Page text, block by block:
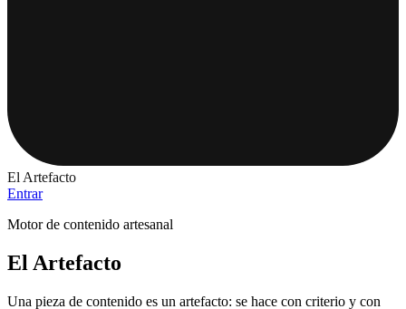
El Artefacto
Entrar
Motor de contenido artesanal
El Artefacto
Una pieza de contenido es un artefacto: se hace con criterio y con